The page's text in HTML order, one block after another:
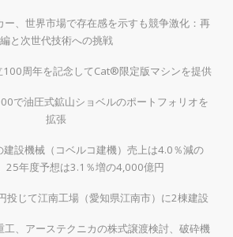
ー、世界市場で存在感を示すも競争激化：再
編と次世代技術への挑戦
100周年を記念してCat®限定版マシンを提供
で油圧式鉱山ショベルのポートフォリオを
拡張
設機械（コベルコ建機）売上は4.0％減の
25年度予想は3.1％増の4,000億円
投じて江南工場（愛知県江南市）に2棟建設
工、アーステクニカの株式譲渡検討、破砕機